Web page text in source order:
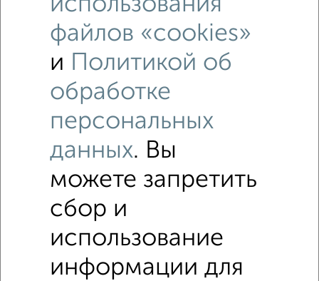
Рядом, с меньшей ценой
Недалеко от Курковая 6 с ценой ниже
Поиск по схожим параметрам:
на улице Курковая без посредников
в кирпичном доме на первом этаже
файлов «cookies»
и
Политикой об
обработке
персональных
данных. Вы
можете запретить
сбор и
использование
информации для